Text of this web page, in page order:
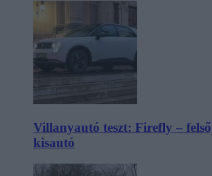
Villanyautó teszt: Firefly –
kisautó